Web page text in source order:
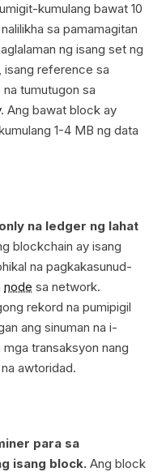
kumulang bawat 10
sa pamamagitan
ng isang set ng
, isang reference sa
na tumutugon sa
. Ang bawat block ay
1-4 MB ng data
na ledger ng lahat
blockchain ay isang
na pagkakasunud-
node sa network.
rekord na pumipigil
ang sinuman na i-
transaksyon nang
awtoridad.
para sa
isang block. Ang block